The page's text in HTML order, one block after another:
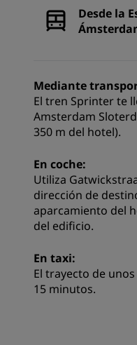
Desde la
Mediante
El tren Sprinter te
Amsterdam
350 m del hotel).
En coche:
Utiliza
dirección de
aparcamiento del
del edificio.
En taxi:
El trayecto de
15 minutos.